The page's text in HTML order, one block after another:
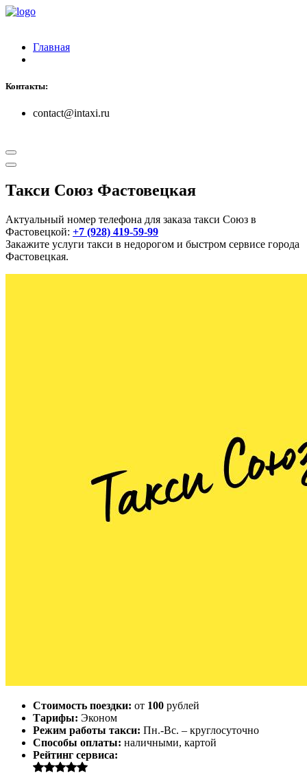
Главная
Контакты:
contact@intaxi.ru
Такси Союз Фастовецкая
Актуальный номер телефона для заказа такси Союз в
Фастовецкой: +7 (928) 419-59-99
Закажите услуги такси в недорогом и быстром сервисе города
Фастовецкая.
Стоимость поездки: от 100 рублей
Тарифы: Эконом
Режим работы такси: Пн.-Вс. – круглосуточно
Способы оплаты: наличными, картой
Рейтинг сервиса: